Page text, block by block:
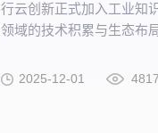
行云创新正式加入工业知
领域的技术积累与生态布
2025-12-01 4817